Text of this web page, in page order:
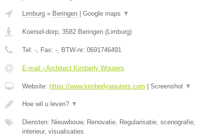
Limburg » Beringen Google maps ▼
Koersel-dorp, 3582 Beringen (Limburg)
Tel: -, Fax: -, BTW-nr: 0691746491
E-mail › Architect Kimberly Wouters
Website: https://www.kimberlywouters.com Screenshot ▼
Hoe wil u leven? ▼
Diensten: Nieuwbouw, Renovatie, Regularisatie, scenografie,
interieur, visualisaties